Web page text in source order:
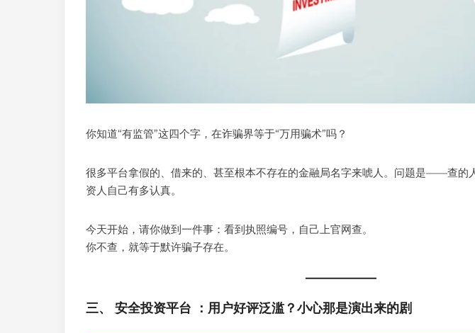
你知道“有监管”这四个字，在诈骗界等于“万用骗术”吗？
很多平台拿假的、借来的、甚至根本不存在的金融局名字来唬人。问题是——查的
资人自己有多认真。
今天开始，请你做到一件事：看到执照编号，自己上官网查。
你不查，就等于默许骗子存在。
三、 安全投资平台 ：用户好评泛滥？小心那是演出来的剧